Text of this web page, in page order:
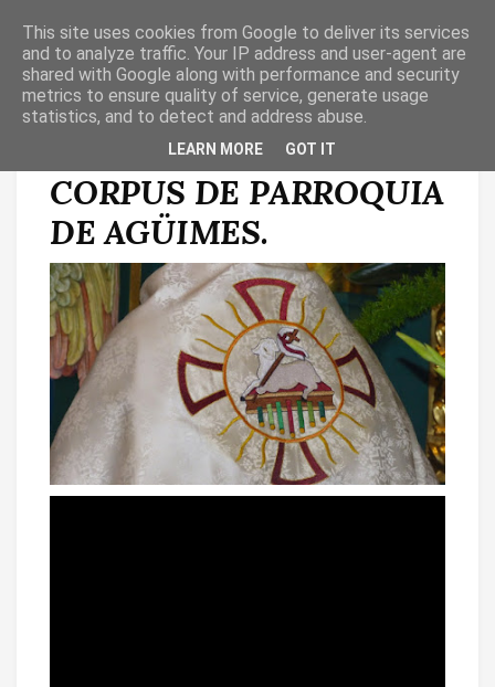
T
O
G
VÍDEO INVITACIÓN AL
CORPUS DE PARROQUIA
DE AGÜIMES.
This site uses cookies from Google to deliver its services
and to analyze traffic. Your IP address and user-agent are
shared with Google along with performance and security
metrics to ensure quality of service, generate usage
statistics, and to detect and address abuse.
LEARN MORE GOT IT